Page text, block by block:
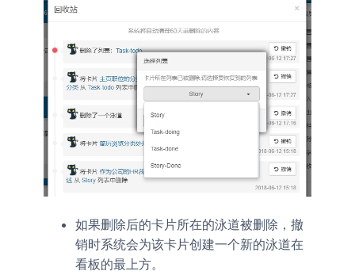
如果删除后的卡片所在的泳道被删除，撤
销时系统会为该卡片创建一个新的泳道在
看板的最上方。